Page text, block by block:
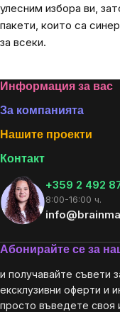
улесним избора ви,
пакети, които са
за всеки.
Footer
Информация за вас
За компанията
Нашите проекти
Контакт
+359 2 492
8:00-16:00 ч.
Абонирайте се за
и получавайте съвети
ексклузивни оферти и
просто въведете своя